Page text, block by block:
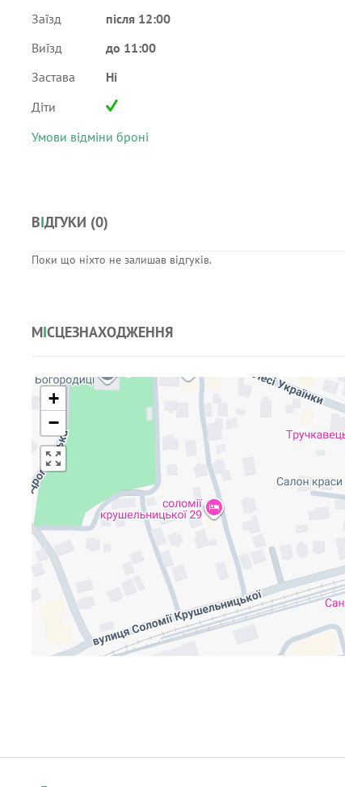
Заїзд
після 12:00
Виїзд
до 11:00
Застава
Ні
Діти
Умови відміни броні
ВІДГУКИ (0)
Поки що ніхто не залишав відгуків.
МІСЦЕЗНАХОДЖЕННЯ
+
−